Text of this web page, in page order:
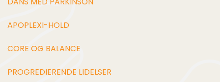
APOPLEXI-HOLD
CORE OG BALANCE
PROGREDIERENDE LIDELSER